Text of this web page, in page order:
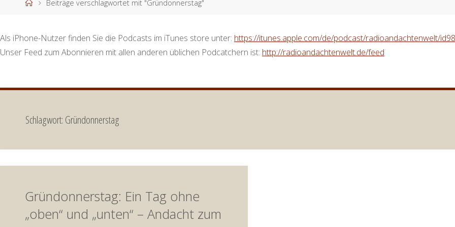
Beiträge verschlagwortet mit "Gründonnerstag"
Als iPhone-Nutzer finden Sie die Podcasts im iTunes store unter: https://itunes.apple.com/de/podcast/radioandachtenwelt/
Unser Feed zum Abonnieren mit allen anderen üblichen Podcatchern ist: http://radioandachtenwelt.de/feed
Schlagwort: Gründonnerstag
Gründonnerstag: Ein Tag ohne
„oben“ und „unten“ – Andacht zum